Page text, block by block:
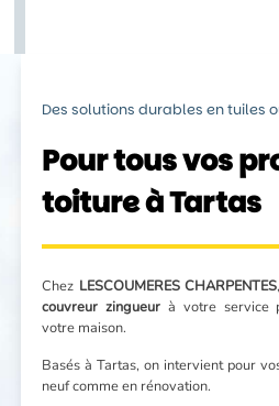
Des solutions durables en tuiles
Pour tous vos
toiture à Tartas
Chez LESCOUMERES CHARPENTES
couvreur zingueur à votre service
votre maison.
Basés à Tartas, on intervient pour
neuf comme en rénovation.